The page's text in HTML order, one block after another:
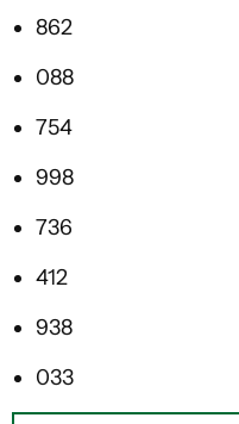
862
088
754
998
736
412
938
033